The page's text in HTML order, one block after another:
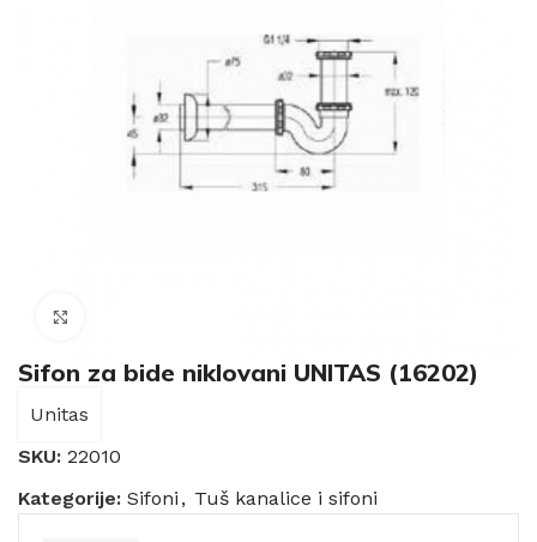
Sifon za bide niklovani UNITAS (16202)
Unitas
SKU: 22010
Kategorije: Sifoni , Tuš kanalice i sifoni